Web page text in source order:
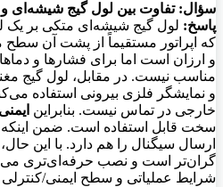
سؤال: تفاوت بین لول گیج شیشه‌ای
پاسخ: لول گیج شیشه‌ای متکی بر یک
که اپراتور مستقیماً از پشت آن سطح
و ارزان است اما برای فشارها و
مناسب نیست. در مقابل، لول گیج
و نمایشگر فلزی بیرونی استفاده
خارجی در تماس نیست. بنابراین
سخت قابل استفاده است. ضمن اینکه
ارسال سیگنال را هم دارد. با این
گران‌تر است و نصب حرفه‌ای‌تری
شرایط عملیاتی و سطح ایمنی/کنترلی